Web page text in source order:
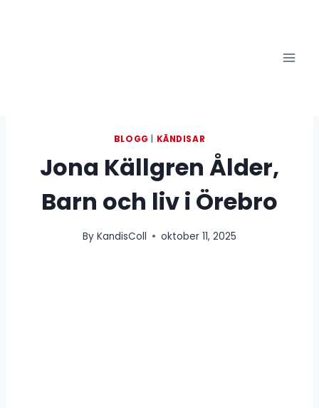
BLOGG KÄNDISAR
Jona Källgren Ålder,
Barn och liv i Örebro
By KandisColl oktober 11, 2025